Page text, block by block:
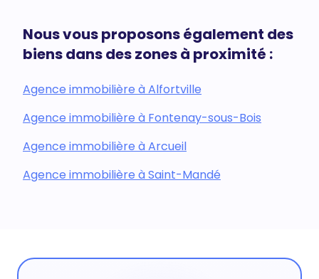
Nous vous proposons également des
biens dans des zones à proximité :
Agence immobilière à Alfortville
Agence immobilière à Fontenay-sous-Bois
Agence immobilière à Arcueil
Agence immobilière à Saint-Mandé